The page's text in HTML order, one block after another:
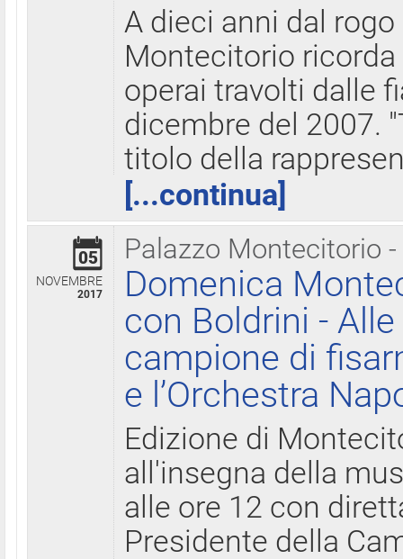
A dieci anni dal
Montecitorio
operai travolti dalle
dicembre del 2007.
titolo della
[...continua]
Palazzo Montecitorio
05
NOVEMBRE
2017
Domenica
con Boldrini -
campione di
e l’Orchestra
Edizione di
all'insegna della
alle ore 12 con
Presidente della